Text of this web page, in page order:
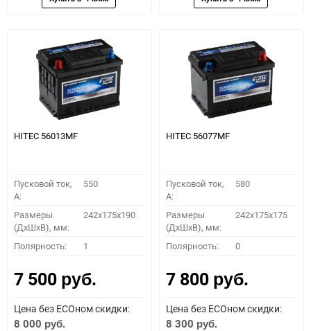
HITEC 56013MF
Пусковой ток,
A:
550
Размеры
(ДхШхВ), мм:
242x175x190
Полярность: 1
7 500 руб.
Цена без ECOном скидки:
8 000 руб.
HITEC 56077MF
Пусковой ток,
A:
580
Размеры
(ДхШхВ), мм:
242x175x175
Полярность: 0
7 800 руб.
Цена без ECOном скидки:
8 300 руб.